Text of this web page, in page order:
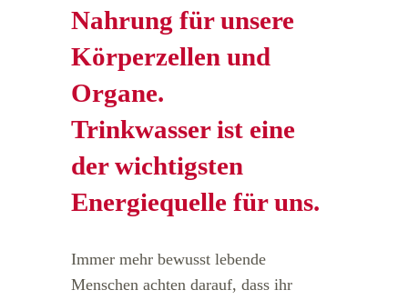
Nahrung für unsere
Körperzellen und
Organe.
Trinkwasser ist eine
der wichtigsten
Energiequelle für uns.
Immer mehr bewusst lebende
Menschen achten darauf, dass ihr